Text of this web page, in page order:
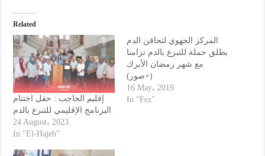
Related
إقليم الحاجب : حفل اختتام
البرنامج الإقليمي للتبرع بالدم
24 August، 2023
In "El-Hajeb"
المركز الجهوي لتحاقن الدم
يطلق حملة للتبرع بالدم تزامنا
مع شهر رمضان الأبرك
(+صور)
16 May، 2019
In "Fez"